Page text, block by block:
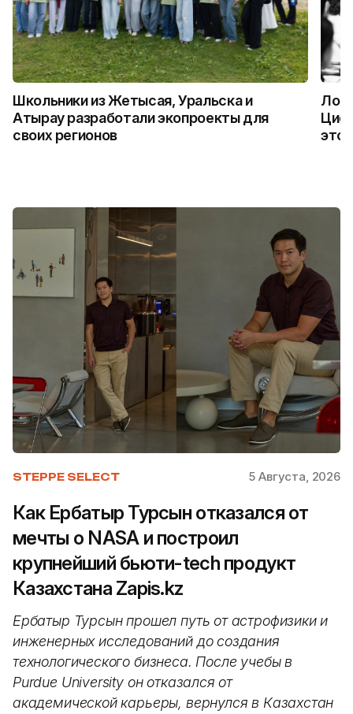
Школьники из Жетысая, Уральска и
Атырау разработали экопроекты для
своих регионов
это
STEPPE SELECT 5 Августа, 2026
Как Ербатыр Турсын отказался от
мечты о NASA и построил
крупнейший бьюти-tech продукт
Казахстана Zapis.kz
Ербатыр Турсын прошел путь от астрофизики и
инженерных исследований до создания
технологического бизнеса. После учебы в
Purdue University он отказался от
академической карьеры, вернулся в Казахстан